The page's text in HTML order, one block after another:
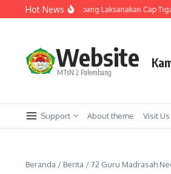
Lewati ke konten
Hot News
MTsN 2 Palembang Laksanakan Cap Tiga Jari
Website
MTsN 2 Palembang
Support About theme Visit Us
Beranda / Berita /72 Guru Madrasah